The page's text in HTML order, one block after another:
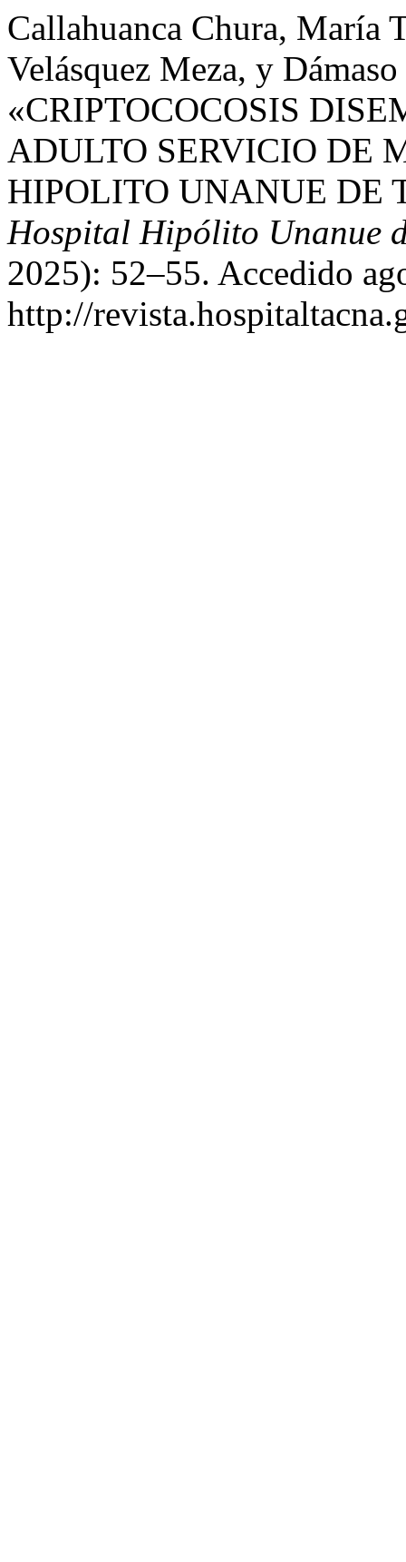
Callahuanca Chura, María
Velásquez Meza, y
«CRIPTOCOCOSIS
ADULTO SERVICIO DE
HIPOLITO UNANUE DE
Hospital Hipólito Unanue
2025): 52–55. Accedido
http://